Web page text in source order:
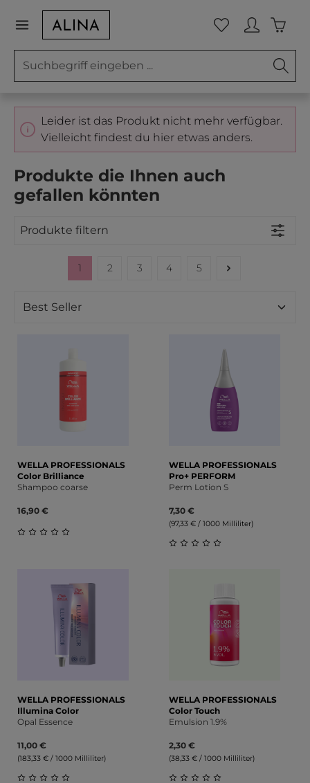
Zum Hauptinhalt springen Du hast 0
Leider ist das Produkt nicht mehr verfügbar.
Vielleicht findest du hier etwas anders.
Produkte die Ihnen auch
gefallen könnten
Produkte filtern
Seite
1 Seite
2 Seite
3 Seite
4 Seite
5
WELLA PROFESSIONALS
Color Brilliance
Shampoo coarse
16,90 €
WELLA PROFESSIONALS
Pro+ PERFORM
Perm Lotion S
7,30 €
(97,33 € / 1000 Milliliter)
WELLA PROFESSIONALS
Illumina Color
Opal Essence
11,00 €
(183,33 € / 1000 Milliliter)
WELLA PROFESSIONALS
Color Touch
Emulsion 1.9%
2,30 €
(38,33 € / 1000 Milliliter)